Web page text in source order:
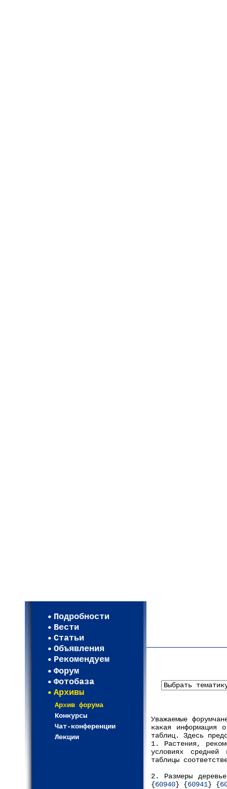
Подробности
Вести
Статьи
Объявления
Рекомендуем
Форум
Фотобаза
Архивы
Архив форума
Конкурсы
Чат-конференции
Лекции
Уважаемые
какая информация
таблиц. Здесь
1. Растения,
условиях
таблицы
2. Размеры
{60940} {60941} {